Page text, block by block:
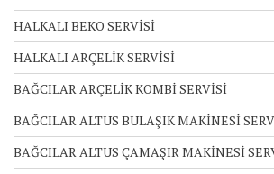
HALKALI BEKO SERVİSİ
HALKALI ARÇELİK SERVİSİ
BAĞCILAR ARÇELİK KOMBİ SERVİSİ
BAĞCILAR ALTUS BULAŞIK MAKİNESİ
BAĞCILAR ALTUS ÇAMAŞIR MAKİNESİ